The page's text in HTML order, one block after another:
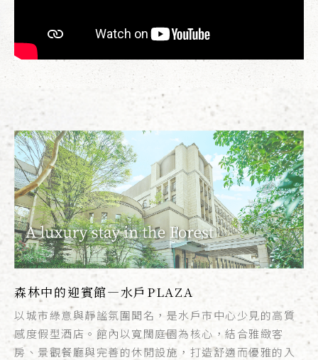
森林中的迎賓館—水戶PLAZA
以城市綠意與靜謐氛圍聞名，是水戶市中心少見的高質
感度假型酒店。館內以寬闊庭園為核心，結合雅緻客
房、景觀餐廳與完善的休閒設施，打造舒適而優雅的入